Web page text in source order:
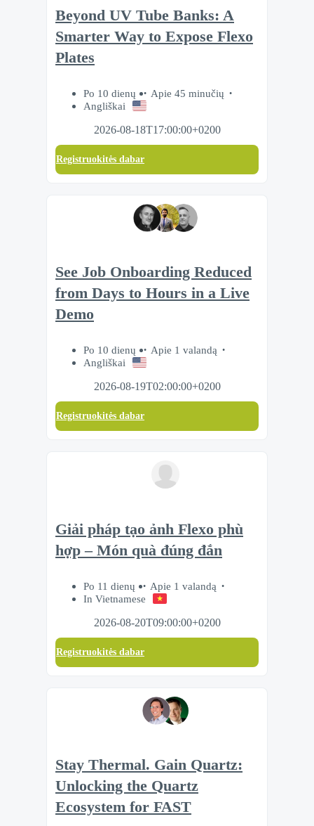
Beyond UV Tube Banks: A
Smarter Way to Expose Flexo
Plates
Po 10 dienų
Apie 45 minučių
Angliškai
2026-08-18T17:00:00+0200
Registruokitės dabar
See Job Onboarding Reduced
from Days to Hours in a Live
Demo
Po 10 dienų
Apie 1 valandą
Angliškai
2026-08-19T02:00:00+0200
Registruokitės dabar
Giải pháp tạo ảnh Flexo phù
hợp – Món quà đúng đắn
Po 11 dienų
Apie 1 valandą
In Vietnamese
2026-08-20T09:00:00+0200
Registruokitės dabar
Stay Thermal. Gain Quartz:
Unlocking the Quartz
Ecosystem for FAST